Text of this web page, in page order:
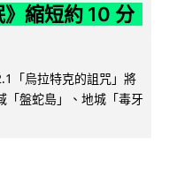
縮短約 10 分
「烏拉特克的詛咒」將
「盤蛇島」、地城「毒牙